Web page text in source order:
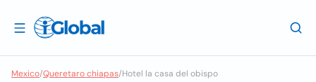
Mexico/Queretaro chiapas/Hotel la casa del obispo